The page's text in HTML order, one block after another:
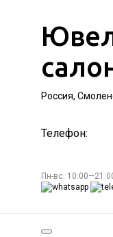
Россия,
Телефон:
Пн-вс: